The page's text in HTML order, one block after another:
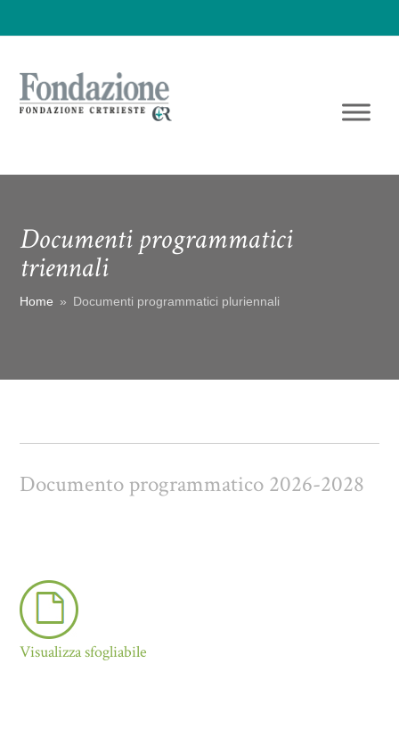
Documenti programmatici
triennali
Home » Documenti programmatici pluriennali
Documento programmatico 2026-2028
Visualizza sfogliabile